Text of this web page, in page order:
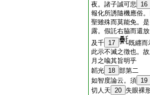
夜。諸子誠可悲 16
報化所誘隨機應俗
聖雖殊而莫能免。
露。假託右脇而還
及千 17
既纒而
此示不滅之徴也。
月之喩其旨明乎
韜光 18 部第二
如智度論云。須 19
切人天 20 失眼裸